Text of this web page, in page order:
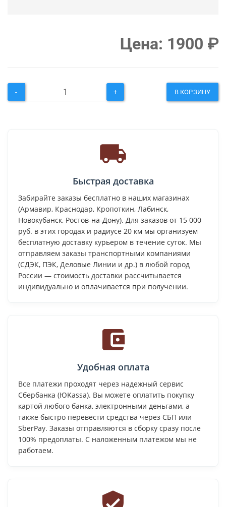
Цена: 1900 ₽
- + В КОРЗИНУ
Быстрая доставка
Забирайте заказы бесплатно в наших магазинах
(Армавир, Краснодар, Кропоткин, Лабинск,
Новокубанск, Ростов-на-Дону). Для заказов от 15 000
руб. в этих городах и радиусе 20 км мы организуем
бесплатную доставку курьером в течение суток. Мы
отправляем заказы транспортными компаниями
(СДЭК, ПЭК, Деловые Линии и др.) в любой город
России — стоимость доставки рассчитывается
индивидуально и оплачивается при получении.
Удобная оплата
Все платежи проходят через надежный сервис
Сбербанка (ЮKassa). Вы можете оплатить покупку
картой любого банка, электронными деньгами, а
также быстро перевести средства через СБП или
SberPay. Заказы отправляются в сборку сразу после
100% предоплаты. С наложенным платежом мы не
работаем.